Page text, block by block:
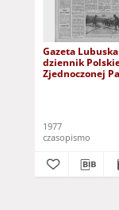
Gazeta
dziennik
Zjednoczonej
1977
czasopismo